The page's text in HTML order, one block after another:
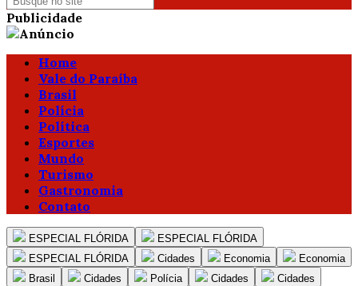
Publicidade
Home
Vale do Paraíba
Brasil
Polícia
Política
Esportes
Mundo
Turismo
Gastronomia
Contato
ESPECIAL FLÓRIDA
ESPECIAL FLÓRIDA
ESPECIAL FLÓRIDA
Cidades Economia
Economia
Brasil
Cidades Polícia Cidades
Cidades